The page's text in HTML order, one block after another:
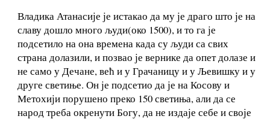
Владика Атанасије је истакао да му је драго што је на
славу дошло много људи(око 1500), и то га је
подсетило на она времена када су људи са свих
страна долазили, и позвао је вернике да опет долазе и
не само у Дечане, већ и у Грачаницу и у Љевишку и у
друге светиње. Он је подсетио да је на Косову и
Метохији порушено преко 150 светиња, али да се
народ треба окренути Богу, да не издаје себе и своје